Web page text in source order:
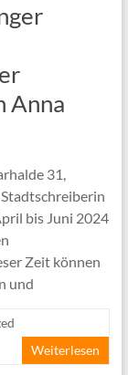
Anna
31,
bis Juni 2024
Zeit können
und
Weiterlesen